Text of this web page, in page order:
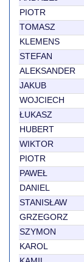
PIOTR
TOMASZ
KLEMENS
STEFAN
ALEKSANDER
JAKUB
WOJCIECH
ŁUKASZ
HUBERT
WIKTOR
PIOTR
PAWEŁ
DANIEL
STANISŁAW
GRZEGORZ
SZYMON
KAROL